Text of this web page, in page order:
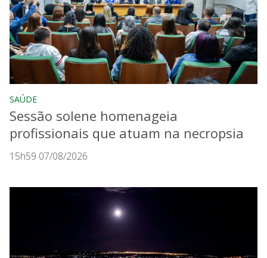
SAÚDE
Sessão solene homenageia
profissionais que atuam na necropsia
15h59 07/08/2026